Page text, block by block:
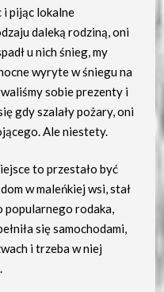
i pijąc lokalne
daleką rodziną, oni
u nich śnieg, my
wyryte w śniegu na
sobie prezenty i
gdy szalały pożary, oni
Ale niestety.
to przestało być
w maleńkiej wsi, stał
popularnego rodaka,
się samochodami,
i trzeba w niej